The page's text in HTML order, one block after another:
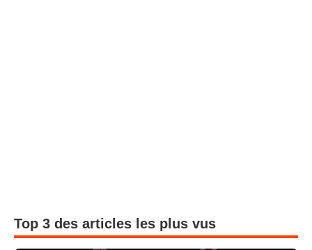
Top 3 des articles les plus vus